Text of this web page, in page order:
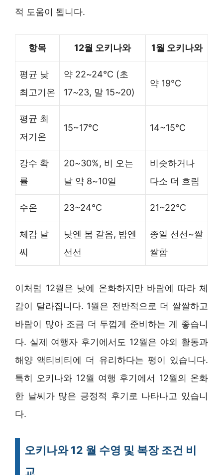
적 도움이 됩니다.
항목 12월 오키나와 1월 오키나와
평균 낮
최고기온
약 22~24℃ (초
17~23, 말 15~20)
약 19℃
평균 최
저기온
15~17℃ 14~15℃
강수 확
률
20~30%, 비 오는
날 약 8~10일
비슷하거나
다소 더 흐림
수온 23~24℃ 21~22℃
체감 날
씨
낮엔 봄 같음, 밤엔
선선
종일 선선~쌀
쌀함
이처럼 12월은 낮에 온화하지만 바람에 따라 체
감이 달라집니다. 1월은 전반적으로 더 쌀쌀하고
바람이 많아 조금 더 두껍게 준비하는 게 좋습니
다. 실제 여행자 후기에서도 12월은 야외 활동과
해양 액티비티에 더 유리하다는 평이 있습니다.
특히 오키나와 12월 여행 후기에서 12월의 온화
한 날씨가 많은 긍정적 후기로 나타나고 있습니
다.
오키나와 12 월 수영 및 복장 조건 비
교